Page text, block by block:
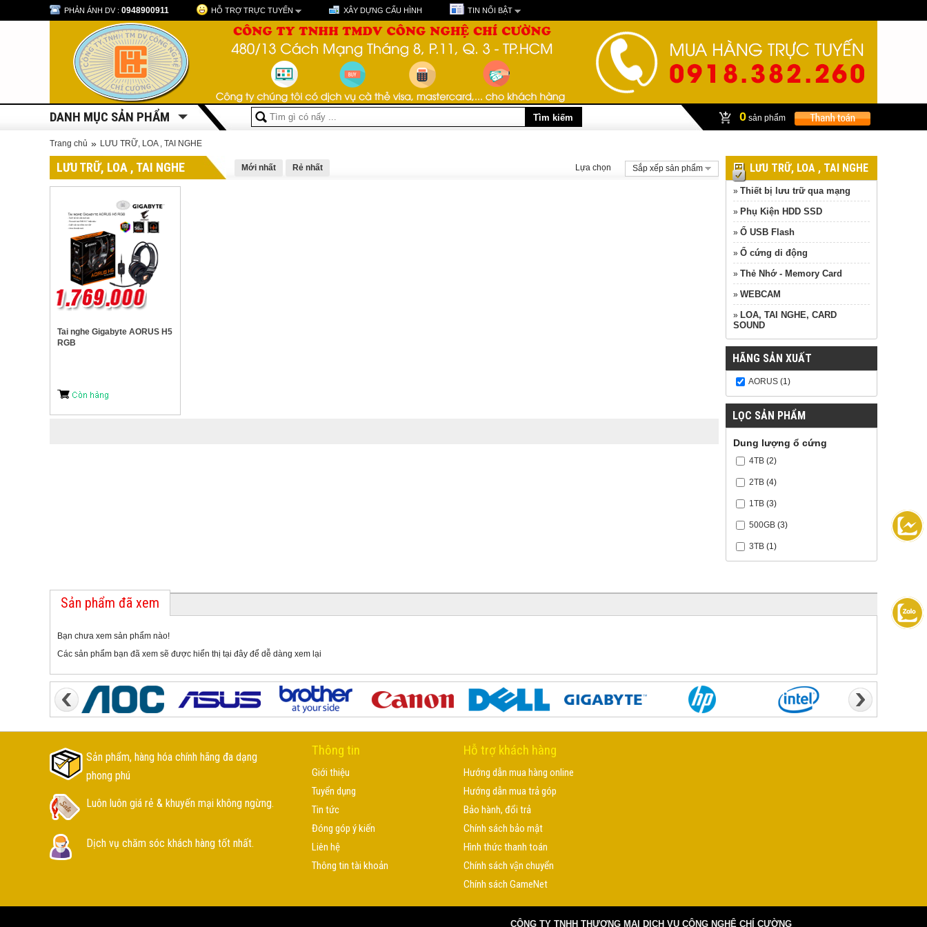
PHẢN ÁNH DV : 0948900911 HỖ TRỢ TRỰC TUYẾN XÂY DỰNG CẤU HÌNH TIN NỔI BẬT
DANH MỤC SẢN PHẨM 0 sản phẩm
Trang chủ » LƯU TRỮ, LOA , TAI NGHE
LƯU TRỮ, LOA , TAI NGHE Mới nhất Rẻ nhất Sắp xếp sản phẩm
Lựa chọn
Tai nghe Gigabyte AORUS H5
RGB
LƯU TRỮ, LOA , TAI NGHE
» Thiết bị lưu trữ qua mạng
» Phụ Kiện HDD SSD
» Ổ USB Flash
» Ổ cứng di động
» Thẻ Nhớ - Memory Card
» WEBCAM
» LOA, TAI NGHE, CARD
SOUND
HÃNG SẢN XUẤT
AORUS (1)
LỌC SẢN PHẨM
Dung lượng ổ cứng
4TB (2)
2TB (4)
1TB (3)
500GB (3)
3TB (1)
Sản phẩm đã xem
Bạn chưa xem sản phẩm nào!
Các sản phẩm bạn đã xem sẽ được hiển thị tại đây để dễ dàng xem lại
Sản phẩm, hàng hóa chính hãng đa dạng
phong phú
Luôn luôn giá rẻ & khuyến mại không ngừng.
Dịch vụ chăm sóc khách hàng tốt nhất.
Thông tin
Giới thiệu
Tuyển dụng
Tin tức
Đóng góp ý kiến
Liên hệ
Thông tin tài khoản
Hỗ trợ khách hàng
Hướng dẫn mua hàng online
Hướng dẫn mua trả góp
Bảo hành, đổi trả
Chính sách bảo mật
Hình thức thanh toán
Chính sách vận chuyển
Chính sách GameNet
CÔNG TY TNHH THƯƠNG MẠI DỊCH VỤ CÔNG NGHỆ CHÍ CƯỜNG